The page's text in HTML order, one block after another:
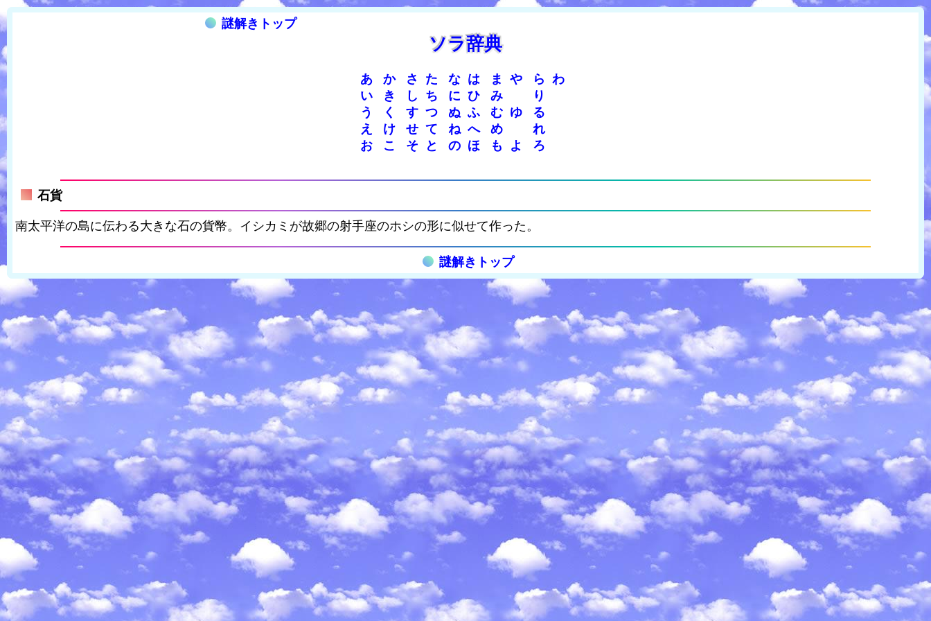
謎解きトップ
ソラ辞典
あ か さ た な は ま や ら わ
い
き し ち に ひ み
り
う
く す つ ぬ ふ む ゆ
る
え
け せ て ね へ め
れ
お
こ そ と の ほ も よ ろ
石貨
南太平洋の島に伝わる大きな石の貨幣。イシカミが故郷の射手座のホシの形に似せて作った。
謎解きトップ